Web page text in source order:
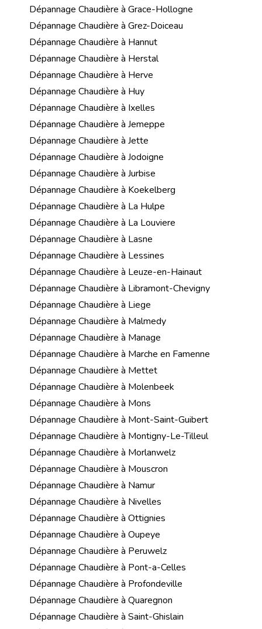
Dépannage Chaudière à Grace-Hollogne
Dépannage Chaudière à Grez-Doiceau
Dépannage Chaudière à Hannut
Dépannage Chaudière à Herstal
Dépannage Chaudière à Herve
Dépannage Chaudière à Huy
Dépannage Chaudière à Ixelles
Dépannage Chaudière à Jemeppe
Dépannage Chaudière à Jette
Dépannage Chaudière à Jodoigne
Dépannage Chaudière à Jurbise
Dépannage Chaudière à Koekelberg
Dépannage Chaudière à La Hulpe
Dépannage Chaudière à La Louviere
Dépannage Chaudière à Lasne
Dépannage Chaudière à Lessines
Dépannage Chaudière à Leuze-en-Hainaut
Dépannage Chaudière à Libramont-Chevigny
Dépannage Chaudière à Liege
Dépannage Chaudière à Malmedy
Dépannage Chaudière à Manage
Dépannage Chaudière à Marche en Famenne
Dépannage Chaudière à Mettet
Dépannage Chaudière à Molenbeek
Dépannage Chaudière à Mons
Dépannage Chaudière à Mont-Saint-Guibert
Dépannage Chaudière à Montigny-Le-Tilleul
Dépannage Chaudière à Morlanwelz
Dépannage Chaudière à Mouscron
Dépannage Chaudière à Namur
Dépannage Chaudière à Nivelles
Dépannage Chaudière à Ottignies
Dépannage Chaudière à Oupeye
Dépannage Chaudière à Peruwelz
Dépannage Chaudière à Pont-a-Celles
Dépannage Chaudière à Profondeville
Dépannage Chaudière à Quaregnon
Dépannage Chaudière à Saint-Ghislain